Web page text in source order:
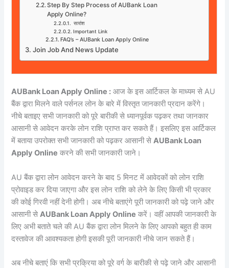
Step By Step Process of AUBank Loan
Apply Online?
सारांश
Important Link
FAQ’s – AUBank Loan Apply Online
Join Job And News Update
AUBank Loan Apply Online : आज के इस आर्टिकल के माध्यम से AU
बैंक द्वारा मिलने वाले पर्सनल लोन के बारे में विस्तृत जानकारी प्रदान करेंगे।
नीचे बताइए सभी जानकारी को पूरे बारीकी से ध्यानपूर्वक पढ़कर तथा जानकार
आसानी से आवेदन करके लोन राशि प्राप्त कर सकते हैं। इसलिए इस आर्टिकल
में बताया उपरोक्त सभी जानकारी को पढ़कर आसानी सेAUBank Loan
Apply Online करने की सभी जानकारी जाने।
AU बैंक द्वारा लोन आवेदन करने के बाद 5 मिनट में आवेदकों को लोन राशि
प्रोवाइड कर दिया जाएगा और इस लोन राशि को लेने के लिए किसी भी प्रकार
की कोई गिरवी नहीं देनी होगी। अब नीचे बताएंगे पूरी जानकारी को पढ़े जाने और
आसानी सेAUBank Loan Apply Online करें। वहीं आपकी जानकारी के
लिए अभी बताते चले की AU बैंक द्वारा लोन मिलने के लिए आपको बहुत ही काम
दस्तावेज की आवश्यकता होगी इसकी पूरी जानकारी नीचे जान सकते हैं।
अब नीचे बताएं कि सभी प्रक्रिया को पूरे वर्ग के बारीकी से पढ़े जाने और आसानी